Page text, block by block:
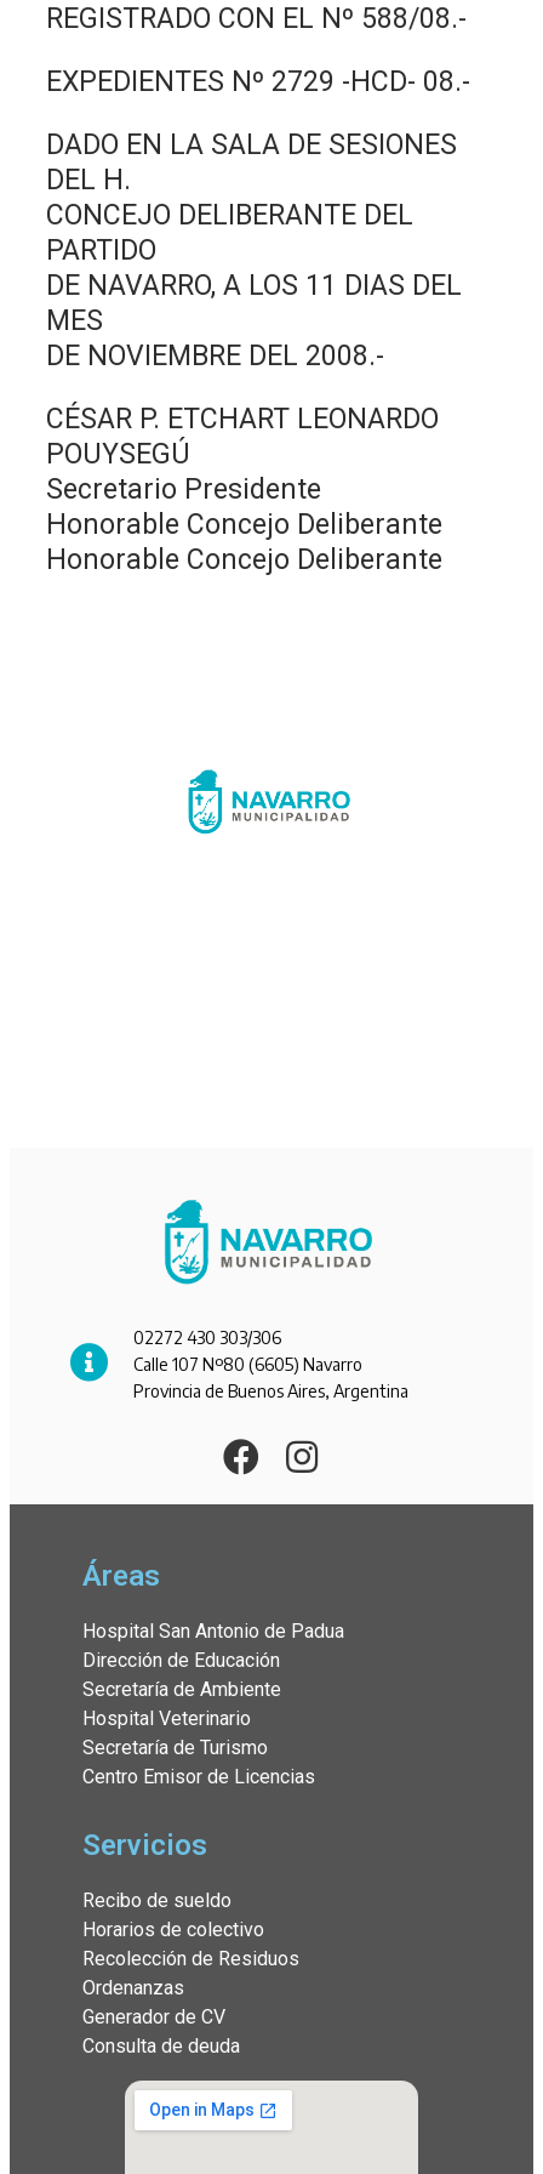
REGISTRADO CON EL Nº 588/08.-
EXPEDIENTES Nº 2729 -HCD- 08.-
DADO EN LA SALA DE SESIONES
DEL H.
CONCEJO DELIBERANTE DEL
PARTIDO
DE NAVARRO, A LOS 11 DIAS DEL
MES
DE NOVIEMBRE DEL 2008.-
CÉSAR P. ETCHART LEONARDO
POUYSEGÚ
Secretario Presidente
Honorable Concejo Deliberante
Honorable Concejo Deliberante
02272 430 303/306
Calle 107 Nº80 (6605) Navarro
Provincia de Buenos Aires, Argentina
Áreas
Hospital San Antonio de Padua
Dirección de Educación
Secretaría de Ambiente
Hospital Veterinario
Secretaría de Turismo
Centro Emisor de Licencias
Servicios
Recibo de sueldo
Horarios de colectivo
Recolección de Residuos
Ordenanzas
Generador de CV
Consulta de deuda